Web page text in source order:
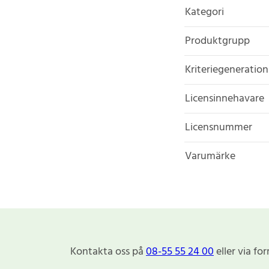
Kategori
Produktgrupp
Kriteriegeneration
Licensinnehavare
Licensnummer
Varumärke
Kontakta oss på08-55 55 24 00eller via